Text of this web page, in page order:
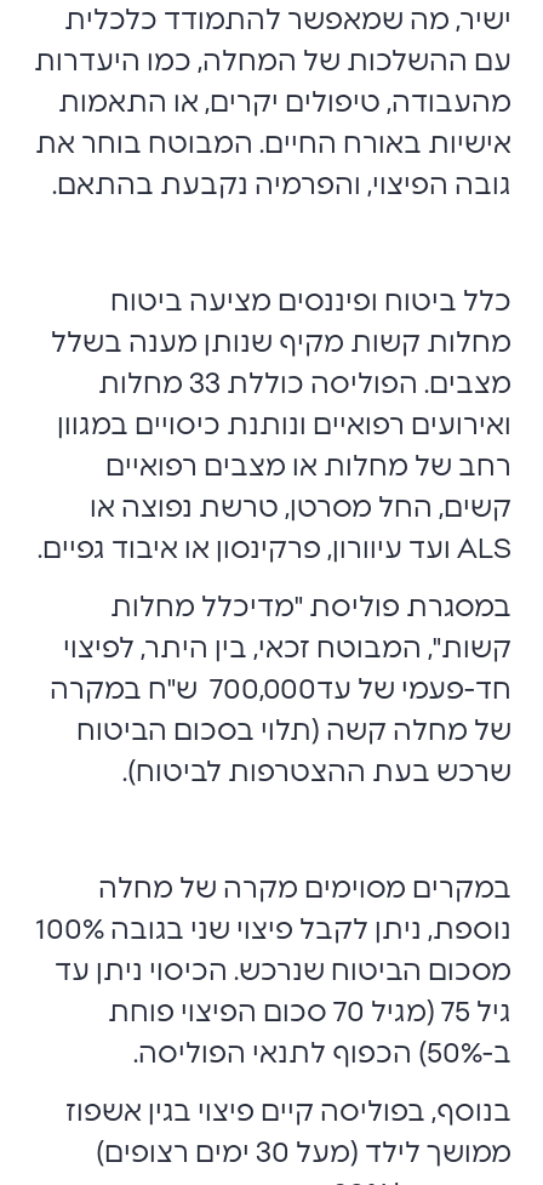
ישיר, מה שמאפשר להתמודד כלכלית
עם ההשלכות של המחלה, כמו היעדרות
מהעבודה, טיפולים יקרים, או התאמות
אישיות באורח החיים. המבוטח בוחר את
גובה הפיצוי, והפרמיה נקבעת בהתאם.
כלל ביטוח ופיננסים מציעה ביטוח
מחלות קשות מקיף שנותן מענה בשלל
מצבים. הפוליסה כוללת 33 מחלות
ואירועים רפואיים ונותנת כיסויים במגוון
רחב של מחלות או מצבים רפואיים
קשים, החל מסרטן, טרשת נפוצה או
ALS ועד עיוורון, פרקינסון או איבוד גפיים.
במסגרת פוליסת "מדיכלל מחלות
קשות", המבוטח זכאי, בין היתר, לפיצוי
חד-פעמי של עד700,000 ש"ח במקרה
של מחלה קשה (תלוי בסכום הביטוח
שרכש בעת ההצטרפות לביטוח).
במקרים מסוימים מקרה של מחלה
נוספת, ניתן לקבל פיצוי שני בגובה 100%
מסכום הביטוח שנרכש. הכיסוי ניתן עד
גיל 75 (מגיל 70 סכום הפיצוי פוחת
ב-50%) הכפוף לתנאי הפוליסה.
בנוסף, בפוליסה קיים פיצוי בגין אשפוז
ממושך לילד (מעל 30 ימים רצופים)